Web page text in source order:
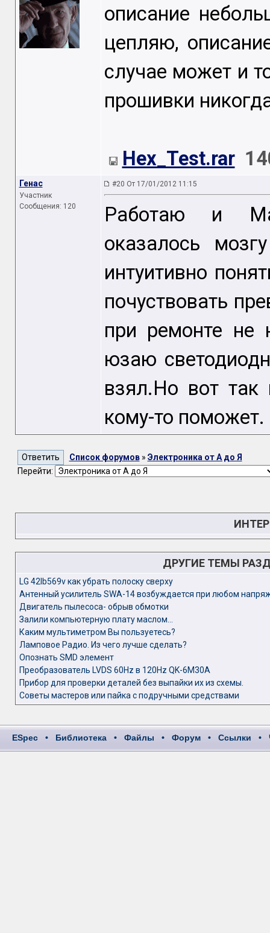
описание
цепляю,
случае может и
прошивки
Hex_Test.rar
Генас
Участник
Сообщения: 120
#20 От 17/01/2012 11:15
Работаю и
оказалось
интуитивно
почуствовать
при ремонте не
юзаю
взял.Но вот так
кому-то поможет.
Список форумов» Электроника от А до Я
Перейти:
ДРУГИЕ ТЕМЫ
LG 42lb569v как убрать полоску сверху
Антенный усилитель SWA-14 возбуждается при любом
Двигатель пылесоса- обрыв обмотки
Залили компьютерную плату маслом...
Каким мультиметром Вы пользуетесь?
Ламповое Радио. Из чего лучше сделать?
Опознать SMD элемент
Преобразователь LVDS 60Hz в 120Hz QK-6M30A
Прибор для проверки деталей без выпайки их из схемы.
Советы мастеров или пайка с подручными средствами
ESpec • Библиотека • Файлы • Форум • Ссылки •